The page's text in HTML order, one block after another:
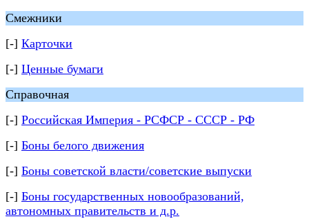
Смежники
[-] Карточки
[-] Ценные бумаги
Справочная
[-] Российская Империя - РСФСР - СССР - РФ
[-] Боны белого движения
[-] Боны советской власти/советские выпуски
[-] Боны государственных новообразований,
автономных правительств и д.р.